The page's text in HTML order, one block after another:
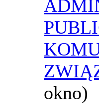
okno)